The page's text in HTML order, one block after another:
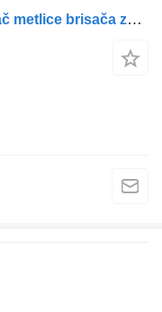
Valeo FL II (01.06-) 20717059 nosač metlice brisača za Volvo FL, FE (2005-2014) tegljača